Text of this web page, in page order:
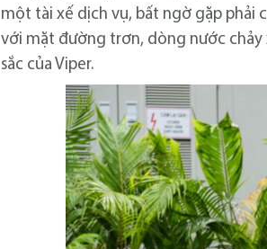
một tài xế dịch vụ, bất ngờ gặp phải
với mặt đường trơn, dòng nước chảy
sắc của Viper.